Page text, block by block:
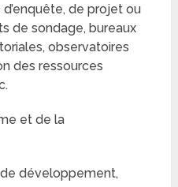
de projet ou
de sondage, bureaux
observatoires
des ressources
et de la
développement,